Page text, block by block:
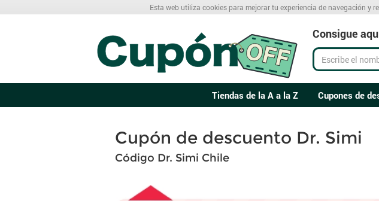
Esta web utiliza cookies para mejorar tu experiencia de navegación y
Consigue
Tiendas de la A a la Z Cupones de
Cupón de descuento Dr. Simi
Código Dr. Simi Chile